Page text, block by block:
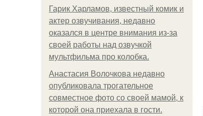
Гарик Харламов, известный комик и
актер озвучивания, недавно
оказался в центре внимания из-за
своей работы над озвучкой
мультфильма про колобка.
Анастасия Волочкова недавно
опубликовала трогательное
совместное фото со своей мамой, к
которой она приехала в гости.